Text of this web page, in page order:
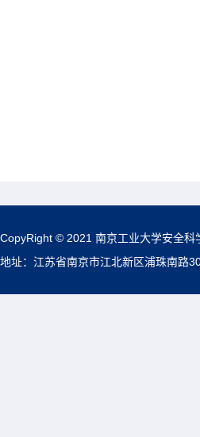
CopyRight © 2021 南京工业大学安全科
地址：江苏省南京市江北新区浦珠南路